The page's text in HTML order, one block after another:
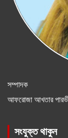
সম্পাদক
আফরোজা আখতার
সংযুক্ত থাকুন